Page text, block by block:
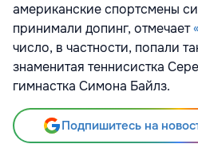
американские спортсмены
принимали допинг, отмечает
число, в частности, попали
знаменитая теннисистка
гимнастка Симона Байлз.
Подпишитесь на